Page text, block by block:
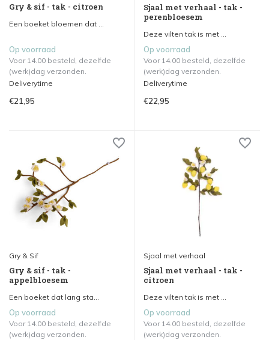
Gry & sif - tak - citroen
Een boeket bloemen dat ...
Op voorraad
Voor 14.00 besteld, dezelfde
(werk)dag verzonden.
Deliverytime
€21,95
Sjaal met verhaal - tak -
perenbloesem
Deze vilten tak is met ...
Op voorraad
Voor 14.00 besteld, dezelfde
(werk)dag verzonden.
Deliverytime
€22,95
Gry & Sif
Gry & sif - tak -
appelbloesem
Een boeket dat lang sta...
Op voorraad
Voor 14.00 besteld, dezelfde
(werk)dag verzonden.
Sjaal met verhaal
Sjaal met verhaal - tak -
citroen
Deze vilten tak is met ...
Op voorraad
Voor 14.00 besteld, dezelfde
(werk)dag verzonden.